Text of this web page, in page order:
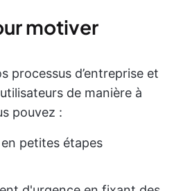
motiver
processus d’entreprise et
de manière à
pouvez :
petites étapes